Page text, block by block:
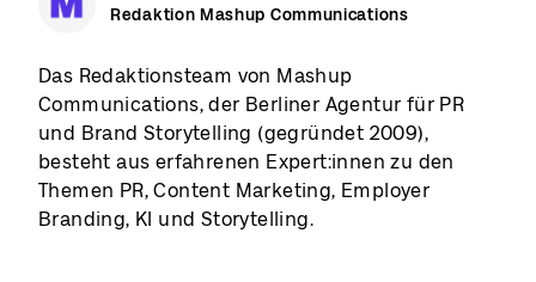
Redaktion Mashup Communications
Das Redaktionsteam von Mashup
Communications, der Berliner Agentur für PR
und Brand Storytelling (gegründet 2009),
besteht aus erfahrenen Expert:innen zu den
Themen PR, Content Marketing, Employer
Branding, KI und Storytelling.